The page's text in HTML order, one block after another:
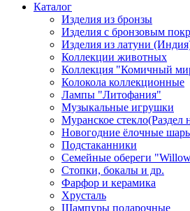
Каталог
Изделия из бронзы
Изделия с бронзовым
Изделия из латуни
Коллекции животных
Коллекция "Комичный
Колокола коллекционные
Лампы "Литофания"
Музыкальные игрушки
Муранское стекло(Раздел
Новогодние ёлочные
Подстаканники
Семейные обереги
Стопки, бокалы и др.
Фарфор и керамика
Хрусталь
Шампуры подарочные